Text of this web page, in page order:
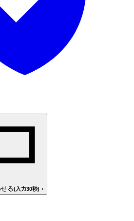
る(入力30秒) ›